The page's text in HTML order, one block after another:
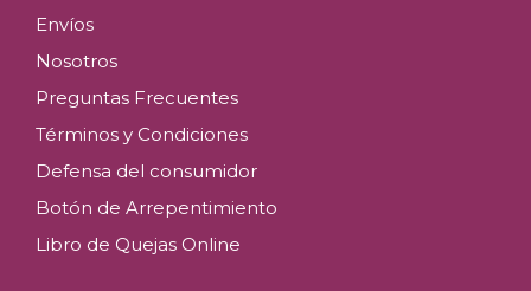
Envíos
Nosotros
Preguntas Frecuentes
Términos y Condiciones
Defensa del consumidor
Botón de Arrepentimiento
Libro de Quejas Online